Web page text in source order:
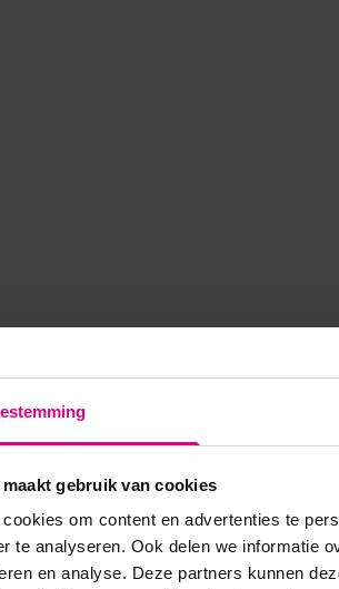
gebruik van cookies
om content en advertenties te
te analyseren. Ook delen we informatie
en analyse. Deze partners kunnen
side exception has occurred while